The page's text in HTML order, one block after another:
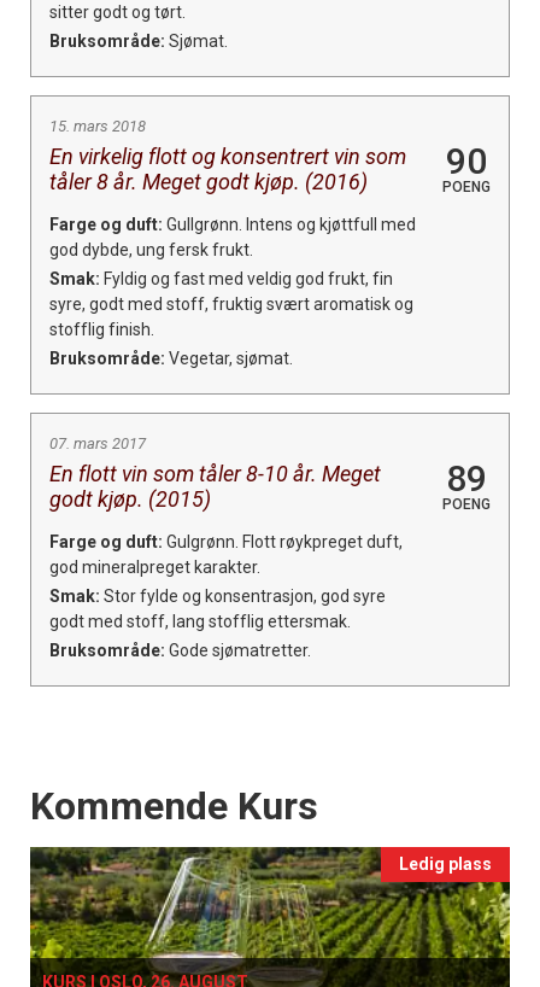
sitter godt og tørt.
Bruksområde: Sjømat.
15. mars 2018
En virkelig flott og konsentrert vin som
tåler 8 år. Meget godt kjøp. (2016)
90
POENG
Farge og duft: Gullgrønn. Intens og kjøttfull med
god dybde, ung fersk frukt.
Smak: Fyldig og fast med veldig god frukt, fin
syre, godt med stoff, fruktig svært aromatisk og
stofflig finish.
Bruksområde: Vegetar, sjømat.
07. mars 2017
En flott vin som tåler 8-10 år. Meget
godt kjøp. (2015)
89
POENG
Farge og duft: Gulgrønn. Flott røykpreget duft,
god mineralpreget karakter.
Smak: Stor fylde og konsentrasjon, god syre
godt med stoff, lang stofflig ettersmak.
Bruksområde: Gode sjømatretter.
Events
Kommende Kurs
Ledig plass
KURS I OSLO, 26. AUGUST